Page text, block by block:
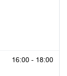
16:00 - 18:00